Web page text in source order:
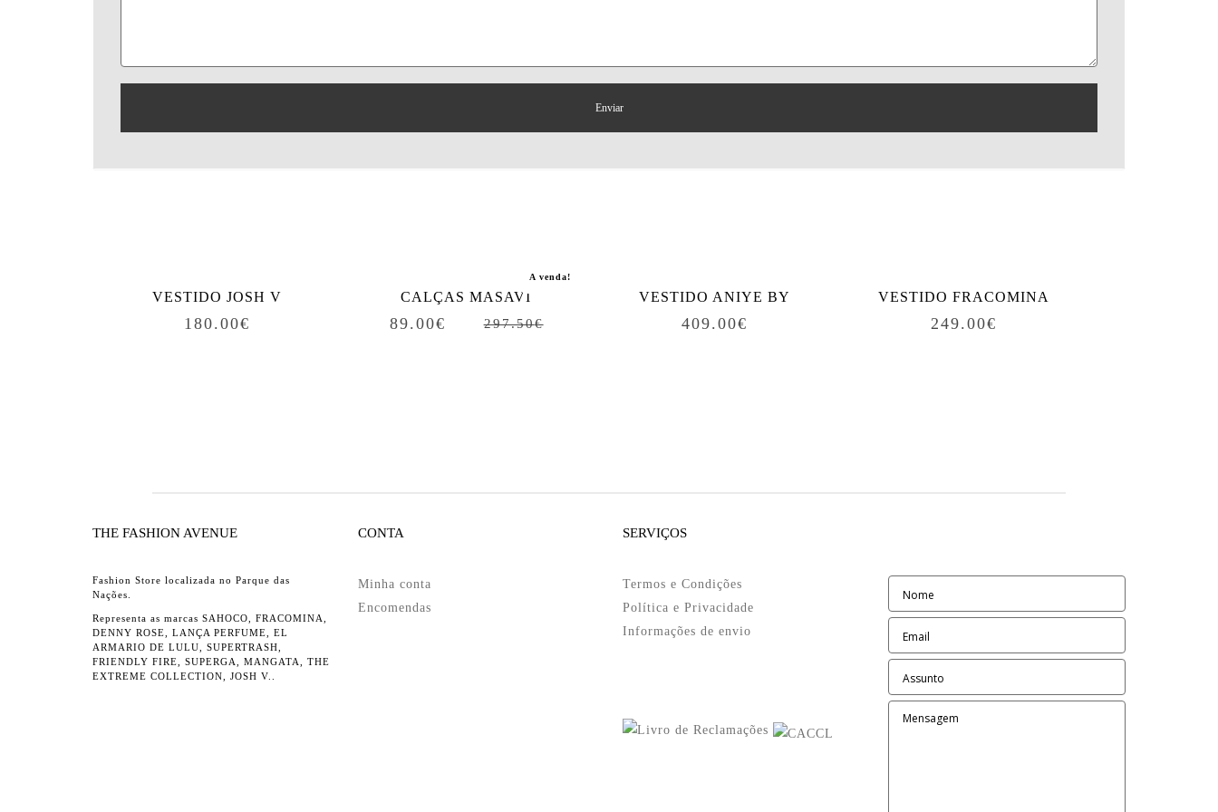
VESTIDO JOSH V
180.00€
A venda!
CALÇAS MASAVI
297.50€
89.00€
VESTIDO ANIYE BY
409.00€
VESTIDO FRACOMINA
249.00€
THE FASHION AVENUE
Fashion Store localizada no Parque das
Nações.
Representa as marcas SAHOCO, FRACOMINA,
DENNY ROSE, LANÇA PERFUME, EL
ARMARIO DE LULU, SUPERTRASH,
FRIENDLY FIRE, SUPERGA, MANGATA, THE
EXTREME COLLECTION, JOSH V..
CONTA
Minha conta
Encomendas
SERVIÇOS
Termos e Condições
Política e Privacidade
Informações de envio